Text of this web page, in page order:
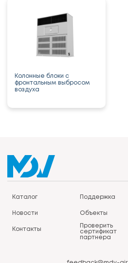
Колонные блоки с
фронтальным выбросом
воздуха
Каталог Поддержка
Новости Объекты
Контакты
Проверить
сертификат
партнера